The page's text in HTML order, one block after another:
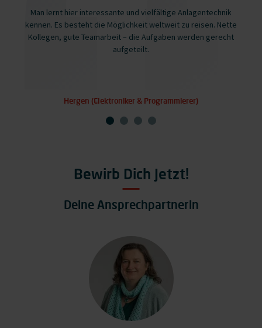
Man lernt hier interessante und vielfältige Anlagentechnik
kennen. Es besteht die Möglichkeit weltweit zu reisen. Nette
Kollegen, gute Teamarbeit – die Aufgaben werden gerecht
aufgeteilt.
Hergen (Elektroniker & Programmierer)
Bewirb Dich Jetzt!
Deine Ansprechpartnerin